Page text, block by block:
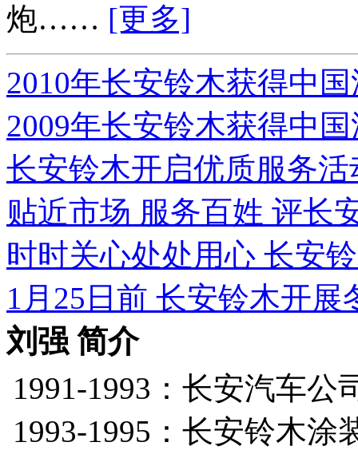
炮…… [更多]
2010年长安铃木获得中
2009年长安铃木获得中
长安铃木开启优质服务
贴近市场 服务百姓 评长
时时关心处处用心 长安
1月25日前 长安铃木开展
刘强 简介
1991-1993：长安汽车
1993-1995：长安铃木涂